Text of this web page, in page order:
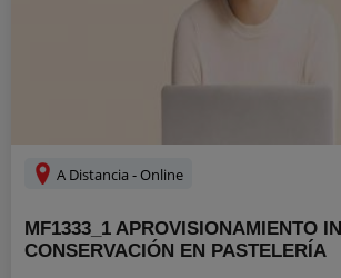
A Distancia - Online
MF1333_1 APROVISIONAMIENTO
CONSERVACIÓN EN PASTELERÍA